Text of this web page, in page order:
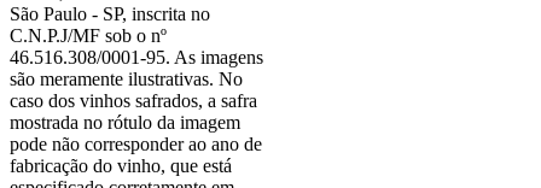
São Paulo - SP, inscrita no
C.N.P.J/MF sob o nº
46.516.308/0001-95. As imagens
são meramente ilustrativas. No
caso dos vinhos safrados, a safra
mostrada no rótulo da imagem
pode não corresponder ao ano de
fabricação do vinho, que está